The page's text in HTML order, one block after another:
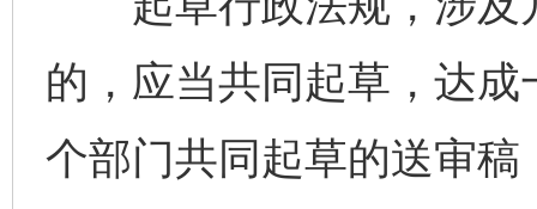
的，应当共同起草，达
个部门共同起草的送审